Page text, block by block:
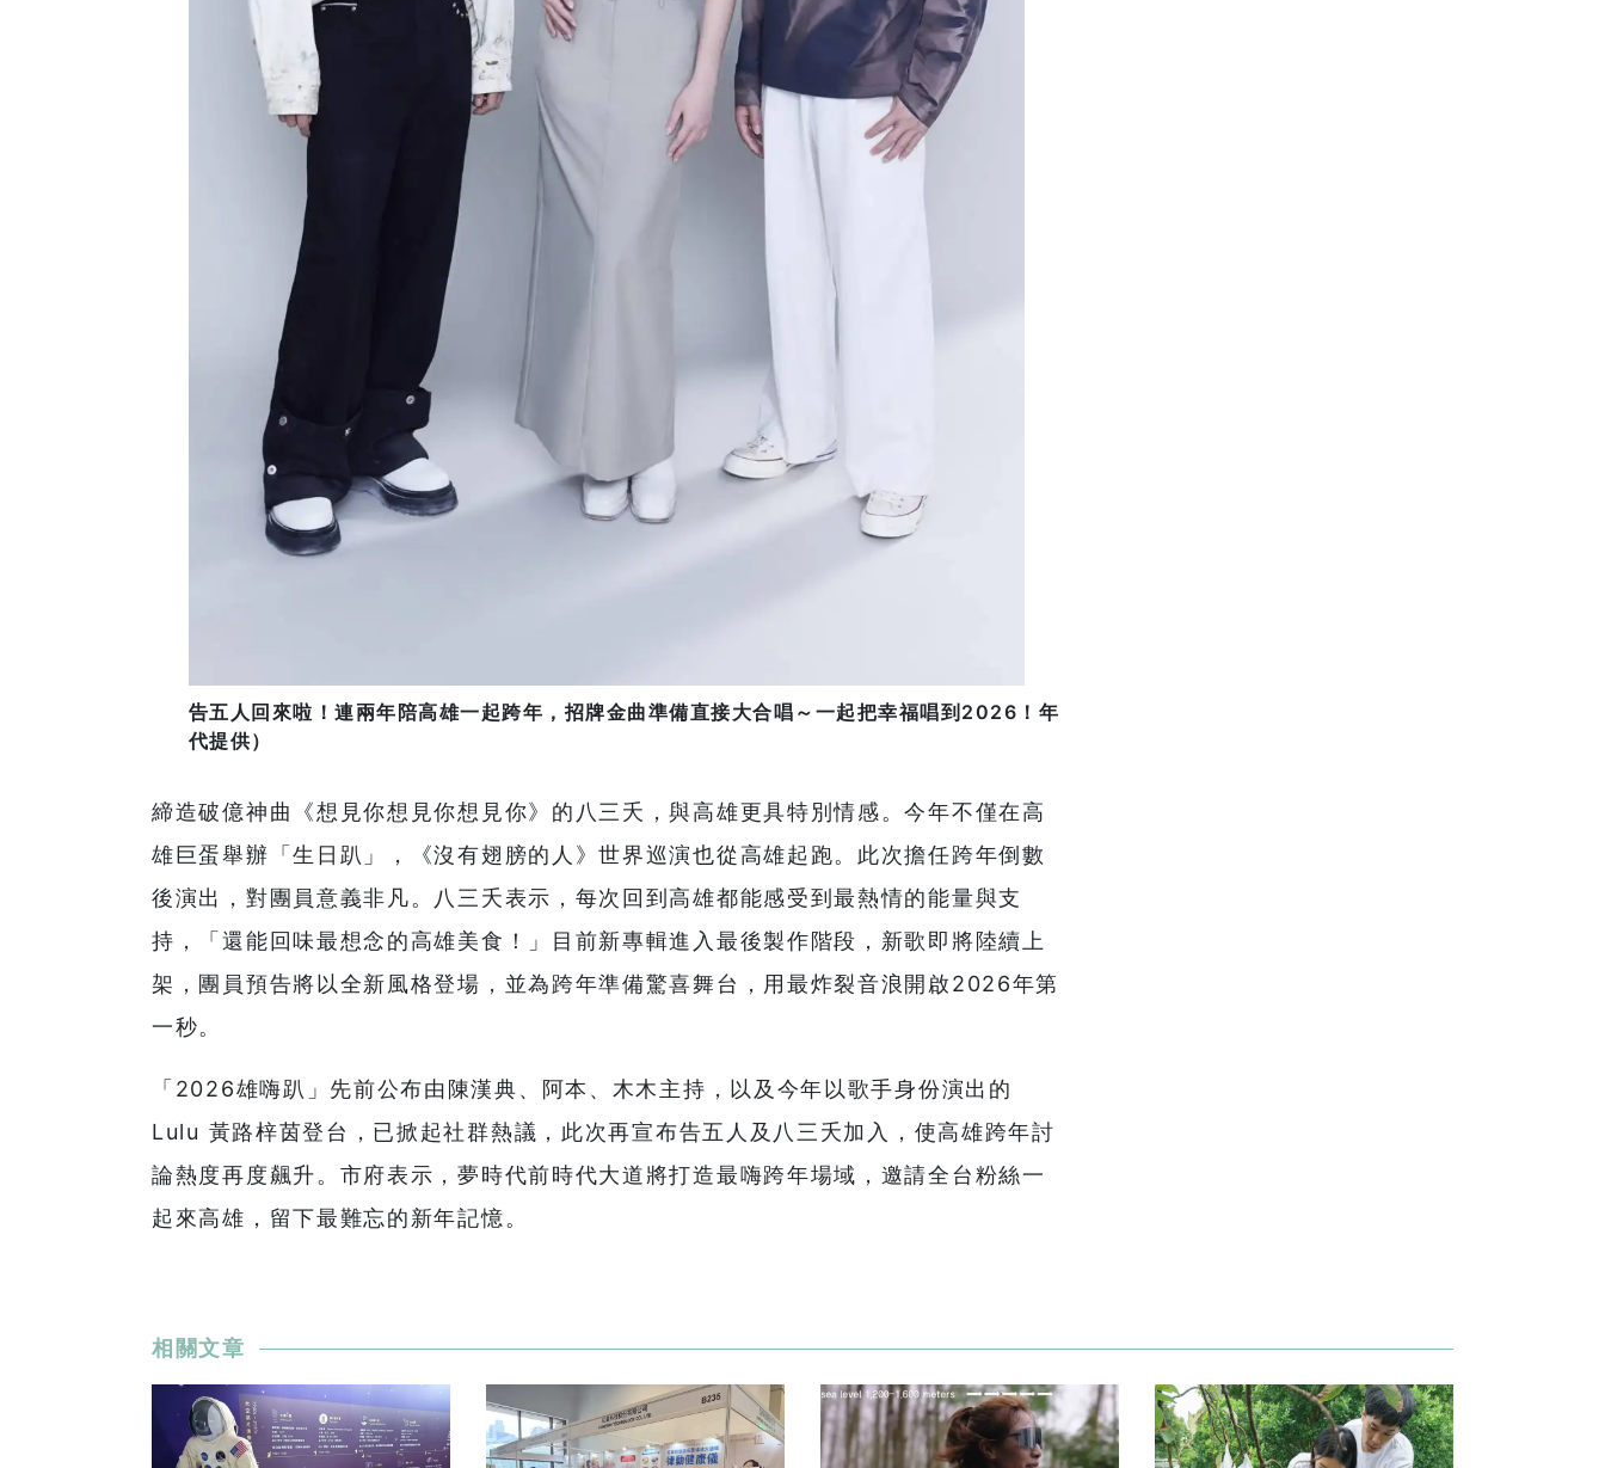
告五人回來啦！連兩年陪高雄一起跨年，招牌金曲準備直接大合唱～一起把幸福唱到2026！年
代提供）
締造破億神曲《想見你想見你想見你》的八三夭，與高雄更具特別情感。今年不僅在高
雄巨蛋舉辦「生日趴」，《沒有翅膀的人》世界巡演也從高雄起跑。此次擔任跨年倒數
後演出，對團員意義非凡。八三夭表示，每次回到高雄都能感受到最熱情的能量與支
持，「還能回味最想念的高雄美食！」目前新專輯進入最後製作階段，新歌即將陸續上
架，團員預告將以全新風格登場，並為跨年準備驚喜舞台，用最炸裂音浪開啟2026年第
一秒。
「2026雄嗨趴」先前公布由陳漢典、阿本、木木主持，以及今年以歌手身份演出的
Lulu 黃路梓茵登台，已掀起社群熱議，此次再宣布告五人及八三夭加入，使高雄跨年討
論熱度再度飆升。市府表示，夢時代前時代大道將打造最嗨跨年場域，邀請全台粉絲一
起來高雄，留下最難忘的新年記憶。
相關文章